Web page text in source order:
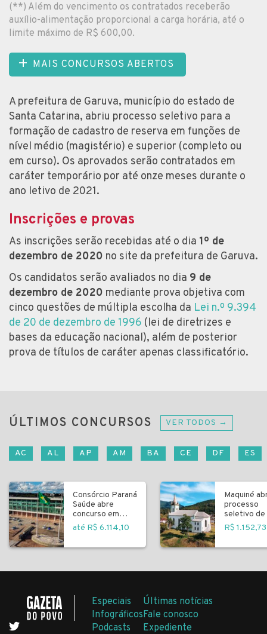
(**) Além do vencimento os contratados receberão
auxílio-alimentação proporcional a carga horária, até o
limite máximo de R$ 600,00.
MAIS CONCURSOS ABERTOS
A prefeitura de Garuva, município do estado de
Santa Catarina, abriu processo seletivo para a
formação de cadastro de reserva em funções de
nível médio (magistério) e superior (completo ou
em curso). Os aprovados serão contratados em
caráter temporário por até onze meses durante o
ano letivo de 2021.
Inscrições e provas
As inscrições serão recebidas até o dia 1º de
dezembro de 2020 no site da prefeitura de Garuva.
Os candidatos serão avaliados no dia 9 de
dezembro de 2020 mediante prova objetiva com
cinco questões de múltipla escolha da Lei n.º 9.394
de 20 de dezembro de 1996 (lei de diretrizes e
bases da educação nacional), além de posterior
prova de títulos de caráter apenas classificatório.
ÚLTIMOS CONCURSOS VER TODOS →
AC AL AP AM BA CE DF ES
Consórcio Paraná
Saúde abre
concurso em
Curitiba
até R$ 6.114,10
Maquiné
processo
seletivo de
R$ 1.152,73
Especiais
Infográficos
Podcasts
Últimas notícias
Fale conosco
Expediente